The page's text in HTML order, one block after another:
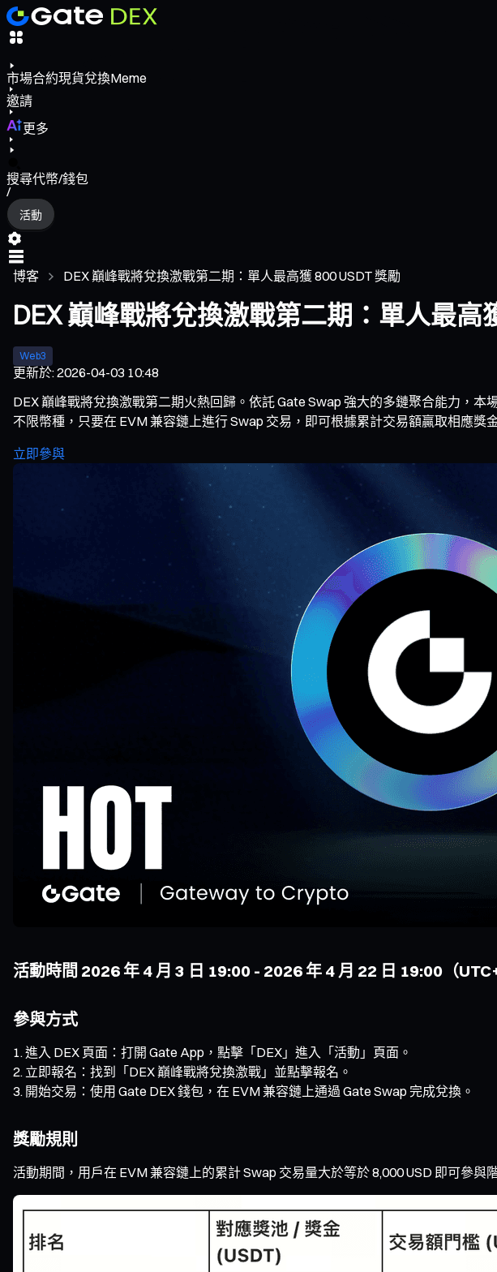
市場合約現貨兌換Meme
邀請
更多
搜尋代幣/錢包
/
活動
博客 DEX 巔峰戰將兌換激戰第二期：單人最高獲 800 USDT 獎勵
DEX 巔峰戰將兌換激戰第二期：單人最高
Web3
更新於:2026-04-03 10:48
DEX 巔峰戰將兌換激戰第二期火熱回歸。依託 Gate Swap 強大的多鏈聚合能力，
不限幣種，只要在 EVM 兼容鏈上進行 Swap 交易，即可根據累計交易額贏取相應獎
立即參與
活動時間 2026 年 4 月 3 日 19:00 - 2026 年 4 月 22 日 19:00（
參與方式
進入 DEX 頁面：打開 Gate App，點擊「DEX」進入「活動」頁面。
立即報名：找到「DEX 巔峰戰將兌換激戰」並點擊報名。
開始交易：使用 Gate DEX 錢包，在 EVM 兼容鏈上通過 Gate Swap 完成兌換。
獎勵規則
活動期間，用戶在 EVM 兼容鏈上的累計 Swap 交易量大於等於 8,000 USD 即可參